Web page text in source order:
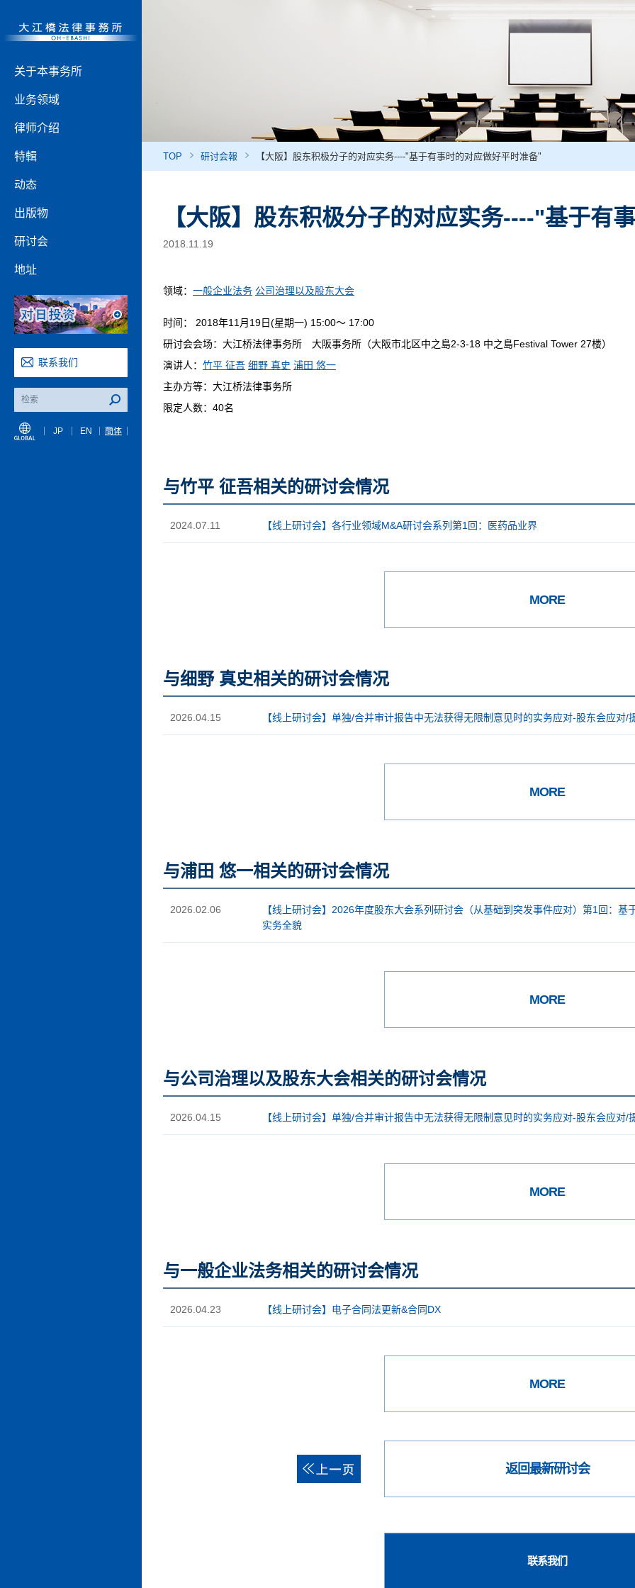
关于本事务所
业务领域
律师介绍
特輯
动态
出版物
研讨会
地址
联系我们
JP EN 簡体
TOP 研讨会報 【大阪】股东积极分子的对应实务----"基于有事时的对应做好平时准备"
【大阪】股东积极分子的对应实务----"基于有
2018.11.19
领域： 一般企业法务 公司治理以及股东大会
时间： 2018年11月19日(星期一) 15:00～ 17:00
研讨会会场：大江桥法律事务所 大阪事务所（大阪市北区中之島2-3-18 中之島Festival Tower 27楼）
演讲人： 竹平 征吾 细野 真史 浦田 悠一
主办方等：大江桥法律事务所
限定人数：40名
与竹平 征吾相关的研讨会情况
2024.07.11 【线上研讨会】各行业领域M&A研讨会系列第1回：医药品业界
MORE
与细野 真史相关的研讨会情况
2026.04.15 【线上研讨会】单独/合并审计报告中无法获得无限制意见时的实务应对-股东会应对/
MORE
与浦田 悠一相关的研讨会情况
2026.02.06
【线上研讨会】2026年度股东大会系列研讨会（从基础到突发事件应对）第1回：
实务全貌
MORE
与公司治理以及股东大会相关的研讨会情况
2026.04.15 【线上研讨会】单独/合并审计报告中无法获得无限制意见时的实务应对-股东会应对/
MORE
与一般企业法务相关的研讨会情况
2026.04.23 【线上研讨会】电子合同法更新&合同DX
MORE
返回最新研讨会
联系我们